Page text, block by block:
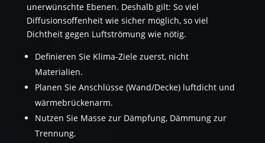
unerwünschte Ebenen. Deshalb gilt: So viel
Diffusionsoffenheit wie sicher möglich, so viel
Dichtheit gegen Luftströmung wie nötig.
Definieren Sie Klima-Ziele zuerst, nicht
Materialien.
Planen Sie Anschlüsse (Wand/Decke) luftdicht und
wärmebrückenarm.
Nutzen Sie Masse zur Dämpfung, Dämmung zur
Trennung.